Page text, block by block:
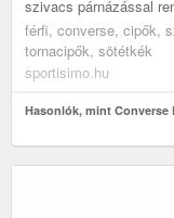
szivacs párnázással
férfi, converse, cipők,
tornacipők, sötétkék
sportisimo.hu
Hasonlók, mint Converse